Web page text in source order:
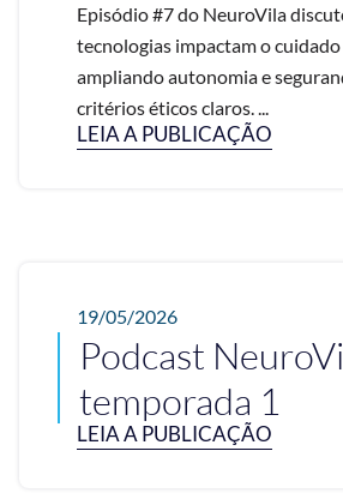
Episódio #7 do NeuroVila
tecnologias impactam o cuidado
ampliando autonomia e
critérios éticos claros. ...
LEIA A PUBLICAÇÃO
19/05/2026
Podcast
temporada 1
LEIA A PUBLICAÇÃO